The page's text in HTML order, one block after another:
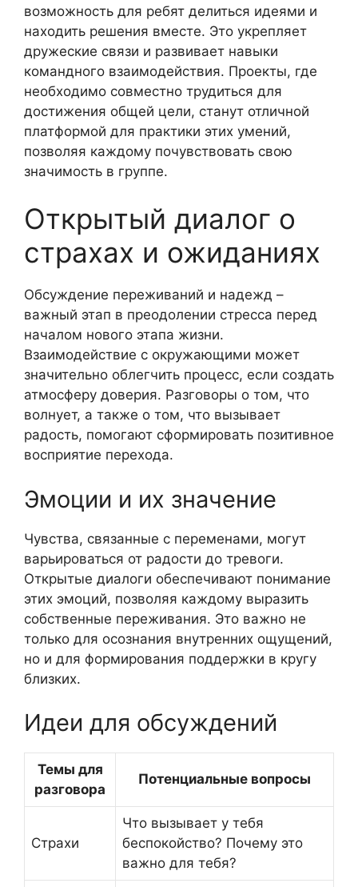
возможность для ребят делиться идеями и
находить решения вместе. Это укрепляет
дружеские связи и развивает навыки
командного взаимодействия. Проекты, где
необходимо совместно трудиться для
достижения общей цели, станут отличной
платформой для практики этих умений,
позволяя каждому почувствовать свою
значимость в группе.
Открытый диалог о
страхах и ожиданиях
Обсуждение переживаний и надежд –
важный этап в преодолении стресса перед
началом нового этапа жизни.
Взаимодействие с окружающими может
значительно облегчить процесс, если создать
атмосферу доверия. Разговоры о том, что
волнует, а также о том, что вызывает
радость, помогают сформировать позитивное
восприятие перехода.
Эмоции и их значение
Чувства, связанные с переменами, могут
варьироваться от радости до тревоги.
Открытые диалоги обеспечивают понимание
этих эмоций, позволяя каждому выразить
собственные переживания. Это важно не
только для осознания внутренних ощущений,
но и для формирования поддержки в кругу
близких.
Идеи для обсуждений
Темы для
разговора
Потенциальные вопросы
Страхи
Что вызывает у тебя
беспокойство? Почему это
важно для тебя?